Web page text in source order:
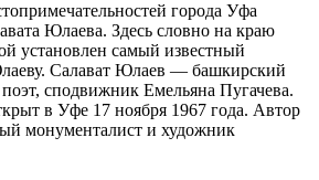
города Уфа
Юлаева. Здесь словно на краю
установлен самый известный
Салават Юлаев — башкирский
сподвижник Емельяна Пугачева.
в Уфе 17 ноября 1967 года. Автор
монументалист и художник